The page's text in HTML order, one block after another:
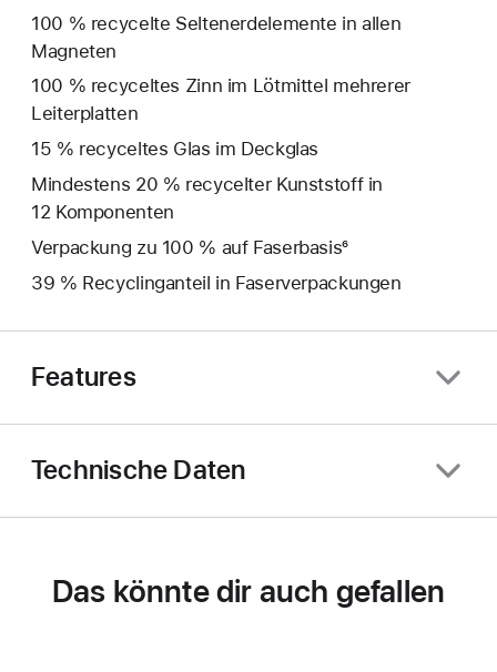
100 % recycelte Seltenerd­elemente in allen
Magneten
100 % recyceltes Zinn im Lötmittel mehrerer
Leiterplatten
15 % recyceltes Glas im Deckglas
Mindestens 20 % recycelter Kunststoff in
12 Komponenten
Verpackung zu 100 % auf Faserbasis⁶
39 % Recyclinganteil in Faserverpackungen
Features
Technische Daten
Das könnte dir auch gefallen